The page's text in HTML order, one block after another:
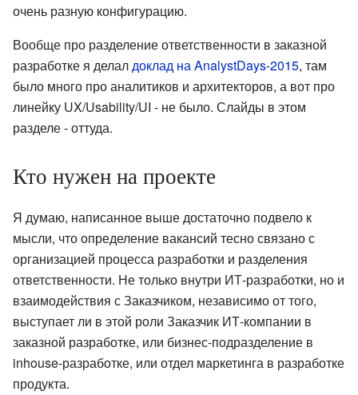
очень разную конфигурацию.
Вообще про разделение ответственности в заказной
разработке я делал доклад на AnalystDays-2015, там
было много про аналитиков и архитекторов, а вот про
линейку UX/Usability/UI - не было. Слайды в этом
разделе - оттуда.
Кто нужен на проекте
Я думаю, написанное выше достаточно подвело к
мысли, что определение вакансий тесно связано с
организацией процесса разработки и разделения
ответственности. Не только внутри ИТ-разработки, но и
взаимодействия с Заказчиком, независимо от того,
выступает ли в этой роли Заказчик ИТ-компании в
заказной разработке, или бизнес-подразделение в
inhouse-разработке, или отдел маркетинга в разработке
продукта.